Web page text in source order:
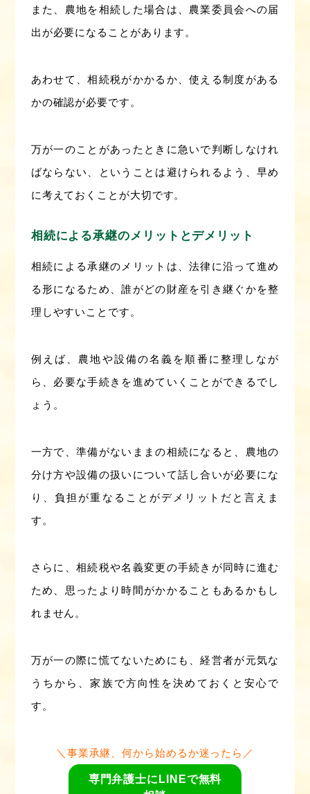
また、農地を相続した場合は、農業委員会への届
出が必要になることがあります。
あわせて、相続税がかかるか、使える制度がある
かの確認が必要です。
万が一のことがあったときに急いで判断しなけれ
ばならない、ということは避けられるよう、早め
に考えておくことが大切です。
相続による承継のメリットとデメリット
相続による承継のメリットは、法律に沿って進め
る形になるため、誰がどの財産を引き継ぐかを整
理しやすいことです。
例えば、農地や設備の名義を順番に整理しなが
ら、必要な手続きを進めていくことができるでし
ょう。
一方で、準備がないままの相続になると、農地の
分け方や設備の扱いについて話し合いが必要にな
り、負担が重なることがデメリットだと言えま
す。
さらに、相続税や名義変更の手続きが同時に進む
ため、思ったより時間がかかることもあるかもし
れません。
万が一の際に慌てないためにも、経営者が元気な
うちから、家族で方向性を決めておくと安心で
す。
＼事業承継、何から始めるか迷ったら／
専門弁護士にLINEで無料